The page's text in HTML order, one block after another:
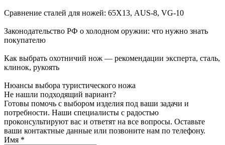
Сравнение сталей для ножей: 65Х13, AUS-8, VG-10
Законодательство РФ о холодном оружии: что нужно знать
покупателю
Как выбрать охотничий нож — рекомендации эксперта, сталь,
клинок, рукоять
Нюансы выбора туристического ножа
Не нашли подходящий вариант?
Готовы помочь с выбором изделия под ваши задачи и
потребности. Наши специалисты с радостью
проконсультируют вас и ответят на все вопросы. Оставьте
ваши контактные данные или позвоните нам по телефону.
Имя *